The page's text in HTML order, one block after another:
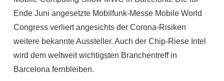
Ende Juni angesetzte Mobilfunk-Messe Mobile World
Congress verliert angesichts der Corona-Risiken
weitere bekannte Aussteller. Auch der Chip-Riese Intel
wird dem weltweit wichtigsten Branchentreff in
Barcelona fernbleiben.